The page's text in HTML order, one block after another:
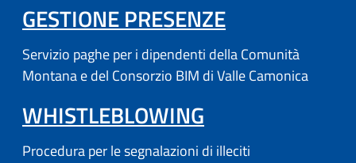
GESTIONE PRESENZE(APRE IN
Servizio paghe per i dipendenti della Comunità
Montana e del Consorzio BIM di Valle Camonica
WHISTLEBLOWING
Procedura per le segnalazioni di illeciti